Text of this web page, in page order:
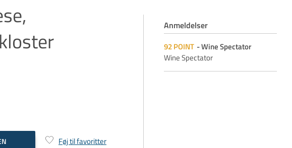
Føj til favoritter
Anmeldelser
92POINT
Wine Spectator
Wine Spectator